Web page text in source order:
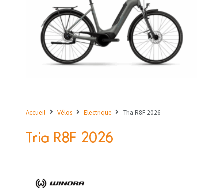
Accueil Vélos Electrique Tria R8F 2026
Tria R8F 2026